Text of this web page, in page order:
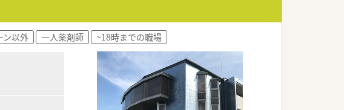
を築いています。
開が強みです。
的に挑戦しています。
多数在籍しています。
が根付いています。
ン以外 一人薬剤師 ~18時までの職場